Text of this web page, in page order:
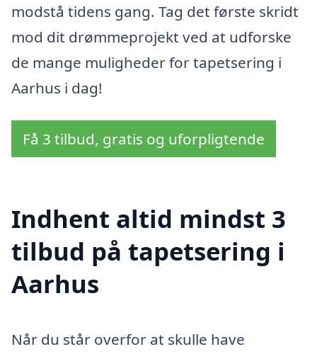
modstå tidens gang. Tag det første skridt
mod dit drømmeprojekt ved at udforske
de mange muligheder for tapetsering i
Aarhus i dag!
Få 3 tilbud, gratis og uforpligtende
Indhent altid mindst 3
tilbud på tapetsering i
Aarhus
Når du står overfor at skulle have